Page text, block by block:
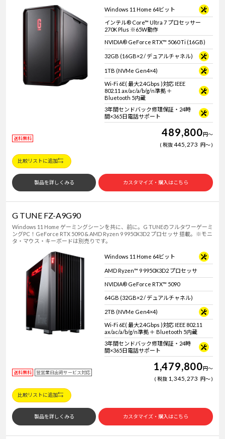
Windows 11 Home 64ビット
インテル® Core™ Ultra 7 プロセッサー
270K Plus ※65W動作
NVIDIA® GeForce RTX™ 5060 Ti (16GB)
32GB (16GB×2 / デュアルチャネル)
1TB (NVMe Gen4×4)
Wi-Fi 6E( 最大2.4Gbps )対応 IEEE
802.11 ax/ac/a/b/g/n準拠 ＋
Bluetooth 5内蔵
3年間センドバック修理保証・24時
間×365日電話サポート
送料無料 489,800円～
税抜445,273 円～
比較リストに追加
製品を詳しくみる カスタマイズ・購入はこちら
G TUNE FZ-A9G90
Windows 11 Home ゲーミングシーンを共に、前に。G TUNEのフルタワーゲーミ
ングPC！GeForce RTX 5090 & AMD Ryzen 9 9950X3D2 プロセッサ 搭載。※モニ
タ・マウス・キーボードは別売りです。
Windows 11 Home 64ビット
AMD Ryzen™ 9 9950X3D2 プロセッサ
NVIDIA® GeForce RTX™ 5090
64GB (32GB×2 / デュアルチャネル)
2TB (NVMe Gen4×4)
Wi-Fi 6E( 最大2.4Gbps )対応 IEEE 802.11
ax/ac/a/b/g/n準拠 ＋ Bluetooth 5内蔵
3年間センドバック修理保証・24時
間×365日電話サポート
送料無料 翌営業日出荷サービス対応 1,479,800円～
税抜 1,345,273 円～
比較リストに追加
製品を詳しくみる カスタマイズ・購入はこちら